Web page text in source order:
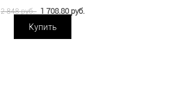
2 848 руб. 1 708.80 руб.
Купить